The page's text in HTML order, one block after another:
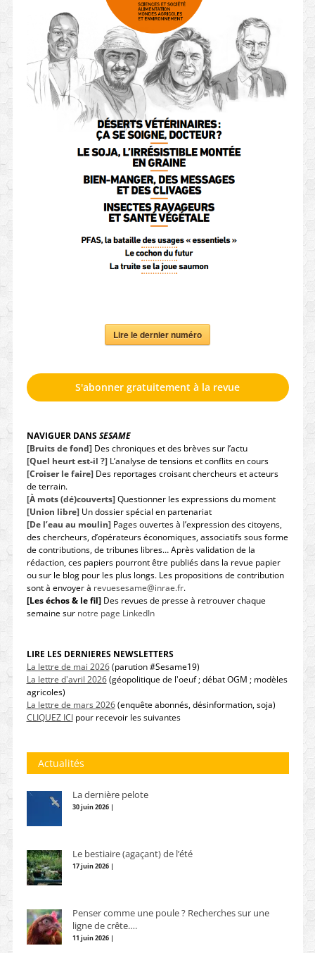
Lire le dernier numéro
S'abonner gratuitement à la revue
NAVIGUER DANSSESAME
[Bruits de fond]Des chroniques et des brèves sur l’actu
[Quel heurt est-il ?]L’analyse de tensions et conflits en cours
[Croiser le faire]Des reportages croisant chercheurs et acteurs
de terrain.
[À mots (dé)couverts]Questionner les expressions du moment
[Union libre]Un dossier spécial en partenariat
[De l’eau au moulin]Pages ouvertes à l’expression des citoyens,
des chercheurs, d’opérateurs économiques, associatifs sous forme
de contributions, de tribunes libres… Après validation de la
rédaction, ces papiers pourront être publiés dans la revue papier
ou sur le blog pour les plus longs. Les propositions de contribution
sont à envoyer à revuesesame@inrae.fr.
[Les échos & le fil]Des revues de presse à retrouver chaque
semaine sur notre page LinkedIn
LIRE LES DERNIERES NEWSLETTERS
La lettre de mai 2026(parution #Sesame19)
La lettre d'avril 2026(géopolitique de l'oeuf ; débat OGM ; modèles
agricoles)
La lettre de mars 2026(enquête abonnés, désinformation, soja)
CLIQUEZ ICIpour recevoir les suivantes
Actualités
La dernière pelote
30 juin 2026 |
Le bestiaire (agaçant) de l’été
17 juin 2026 |
Penser comme une poule ? Recherches sur une
ligne de crête….
11 juin 2026 |